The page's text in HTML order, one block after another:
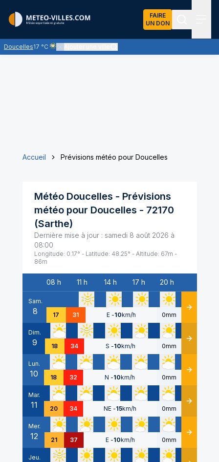
FAIRE
UN DON
Doucelles17 °C
Ciel voilé par des nuages d'altitude, ternissant plus ou
Accueil Prévisions météo pour Doucelles
Météo Doucelles - Prévisions
météo pour Doucelles - 72170
(Sarthe)
Dernière mise à jour : samedi 8 août 2026 à
08:00
Longitude: 0.17° - Latitude: 48.25° - Altitude: 67m -
86m
Date
08 h 11 h 14 h 17 h 20 h
Sam.
8 17 31 E -10km/h 0mm Détails
Dim.
9 18 34 S -10km/h 0mm Détails
Lun.
10 18 32 N -10km/h 0mm Détails
Mar.
11 20 34 NE -15km/h 0mm Détails
Mer.
12 21 37 E -10km/h 0mm Détails
Jeu.